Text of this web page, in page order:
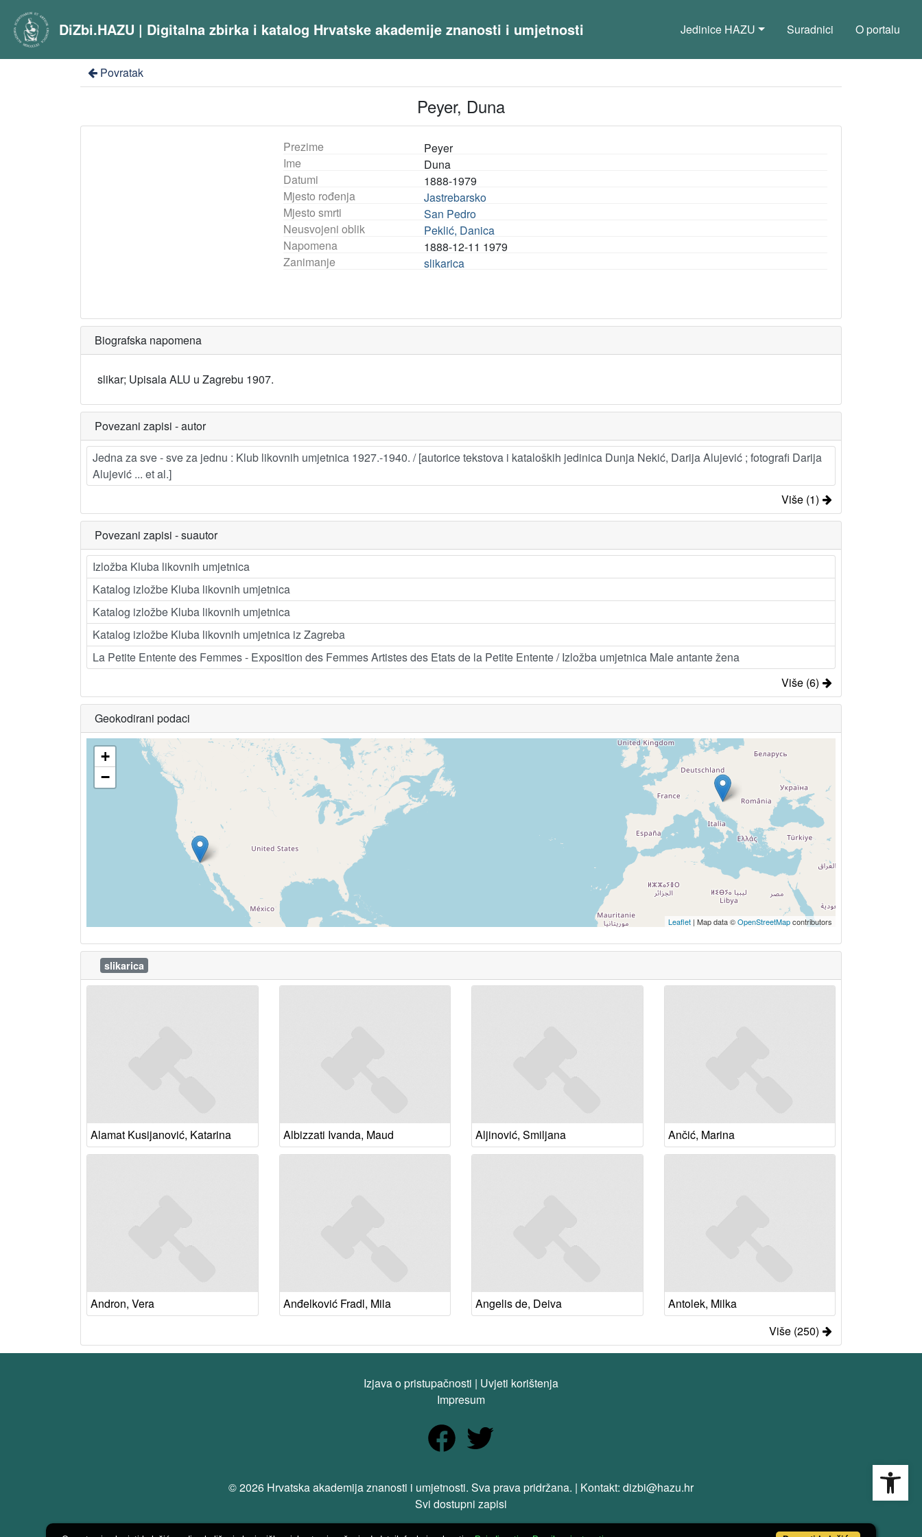
DiZbi.HAZU | Digitalna zbirka i katalog Hrvatske akademije znanosti i umjetnosti Jedinice HAZU Suradnici O portalu
Povratak
Peyer, Duna
Prezime
Peyer
Ime
Duna
Datumi
1888-1979
Mjesto rođenja
Jastrebarsko
Mjesto smrti
San Pedro
Neusvojeni oblik
Peklić, Danica
Napomena
1888-12-11 1979
Zanimanje
slikarica
Biografska napomena
slikar; Upisala ALU u Zagrebu 1907.
Povezani zapisi - autor
Jedna za sve - sve za jednu : Klub likovnih umjetnica 1927.-1940. / [autorice tekstova i kataloških jedinica Dunja Nekić, Darija Alujević ; fotografi Darija
Alujević ... et al.]
Više (1)
Povezani zapisi - suautor
Izložba Kluba likovnih umjetnica
Katalog izložbe Kluba likovnih umjetnica
Katalog izložbe Kluba likovnih umjetnica
Katalog izložbe Kluba likovnih umjetnica iz Zagreba
La Petite Entente des Femmes - Exposition des Femmes Artistes des Etats de la Petite Entente / Izložba umjetnica Male antante žena
Više (6)
Geokodirani podaci
+
−
Leaflet | Map data ©OpenStreetMapcontributors
slikarica
Alamat Kusijanović, Katarina Albizzati Ivanda, Maud Aljinović, Smiljana Ančić, Marina
Andron, Vera Anđelković Fradl, Mila Angelis de, Deiva
Antolek, Milka
Više (250)
Izjava o pristupačnosti | Uvjeti korištenja
Impresum
© 2026 Hrvatska akademija znanosti i umjetnosti. Sva prava pridržana. | Kontakt: dizbi@hazu.hr
Svi dostupni zapisi